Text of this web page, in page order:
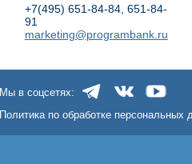
+7(495) 651-84-84, 651-84-
91
marketing@programbank.ru
Мы в соцсетях:
Политика по обработке персональных